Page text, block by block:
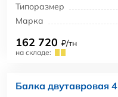
Типоразмер
Марка
162 720 ₽/тн
на складе:
Балка двутавровая